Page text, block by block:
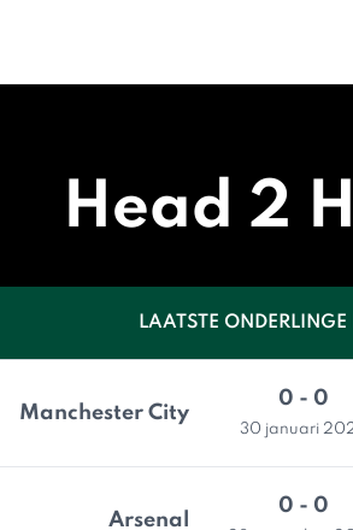
Head 2
LAATSTE ONDERLINGE
Manchester City
0 - 0
30 januari
Arsenal
0 - 0